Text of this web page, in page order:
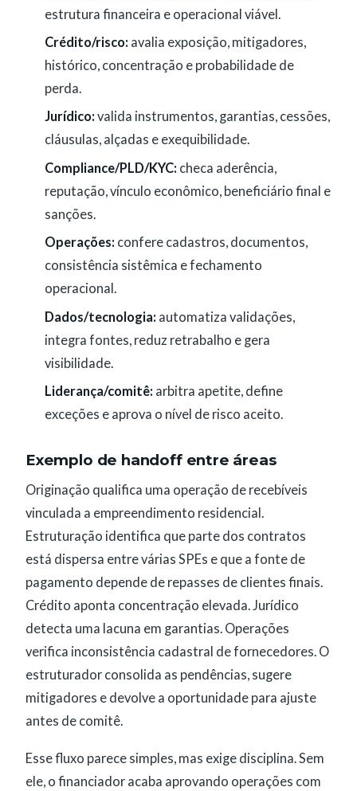
estrutura financeira e operacional viável.
Crédito/risco: avalia exposição, mitigadores,
histórico, concentração e probabilidade de
perda.
Jurídico: valida instrumentos, garantias, cessões,
cláusulas, alçadas e exequibilidade.
Compliance/PLD/KYC: checa aderência,
reputação, vínculo econômico, beneficiário final e
sanções.
Operações: confere cadastros, documentos,
consistência sistêmica e fechamento
operacional.
Dados/tecnologia: automatiza validações,
integra fontes, reduz retrabalho e gera
visibilidade.
Liderança/comitê: arbitra apetite, define
exceções e aprova o nível de risco aceito.
Exemplo de handoff entre áreas
Originação qualifica uma operação de recebíveis
vinculada a empreendimento residencial.
Estruturação identifica que parte dos contratos
está dispersa entre várias SPEs e que a fonte de
pagamento depende de repasses de clientes finais.
Crédito aponta concentração elevada. Jurídico
detecta uma lacuna em garantias. Operações
verifica inconsistência cadastral de fornecedores. O
estruturador consolida as pendências, sugere
mitigadores e devolve a oportunidade para ajuste
antes de comitê.
Esse fluxo parece simples, mas exige disciplina. Sem
ele, o financiador acaba aprovando operações com